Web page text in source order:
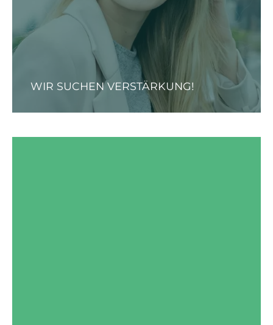
WIR SUCHEN VERSTÄRKUNG!